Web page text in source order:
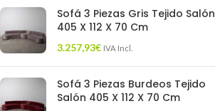
Sofá 3 Piezas Gris Tejido Salón
405 X 112 X 70 Cm
3.257,93€ IVA Incl.
Sofá 3 Piezas Burdeos Tejido
Salón 405 X 112 X 70 Cm